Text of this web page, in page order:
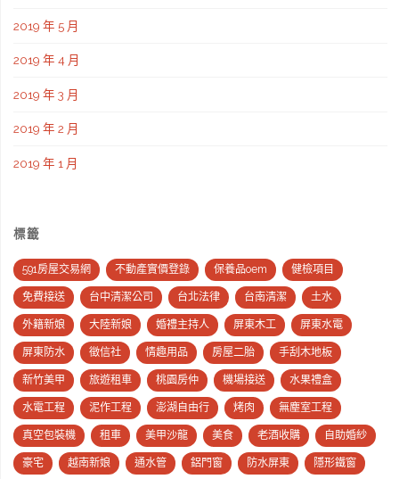
2019 年 5 月
2019 年 4 月
2019 年 3 月
2019 年 2 月
2019 年 1 月
標籤
591房屋交易網 不動產實價登錄 保養品oem 健檢項目
免費接送 台中清潔公司 台北法律 台南清潔 土水
外籍新娘 大陸新娘 婚禮主持人 屏東木工 屏東水電
屏東防水 徵信社 情趣用品 房屋二胎 手刮木地板
新竹美甲 旅遊租車 桃園房仲 機場接送 水果禮盒
水電工程 泥作工程 澎湖自由行 烤肉 無塵室工程
真空包裝機 租車 美甲沙龍 美食 老酒收購 自助婚紗
豪宅 越南新娘 通水管 鋁門窗 防水屏東 隱形鐵窗